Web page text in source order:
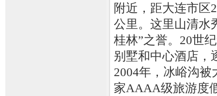
附近，距大连市区
公里。这里山清水
桂林”之誉。20世
别墅和中心酒店，
2004年，冰峪沟
家AAAA级旅游度